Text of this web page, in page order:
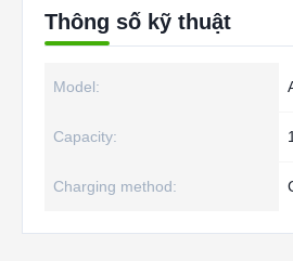
Thông số kỹ thuật
Model:
Capacity:
Charging method: